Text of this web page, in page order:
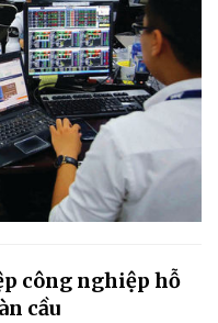
công nghiệp hỗ
cầu